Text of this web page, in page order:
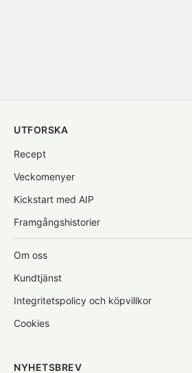
UTFORSKA
Recept
Veckomenyer
Kickstart med AIP
Framgångshistorier
Om oss
Kundtjänst
Integritetspolicy och köpvillkor
Cookies
NYHETSBREV